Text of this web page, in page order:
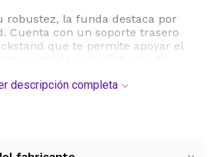
robustez, la funda destaca por
Cuenta con un soporte trasero
que te permite apoyar el
elevados alrededor de la
con la carga inalámbrica,
descripción completa